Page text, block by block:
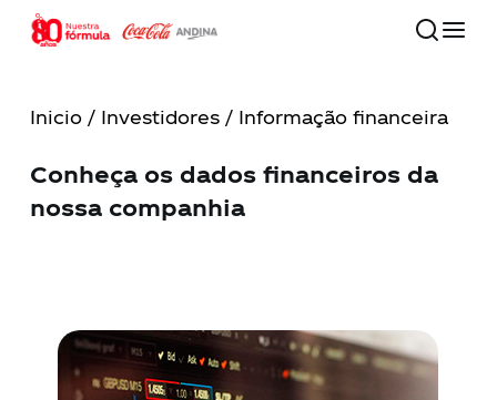
Skip
Nossa companhia
Nossas marcas
Inicio/ Investidores/ Informação financeira
Conheça os dados financeiros da
nossa companhia